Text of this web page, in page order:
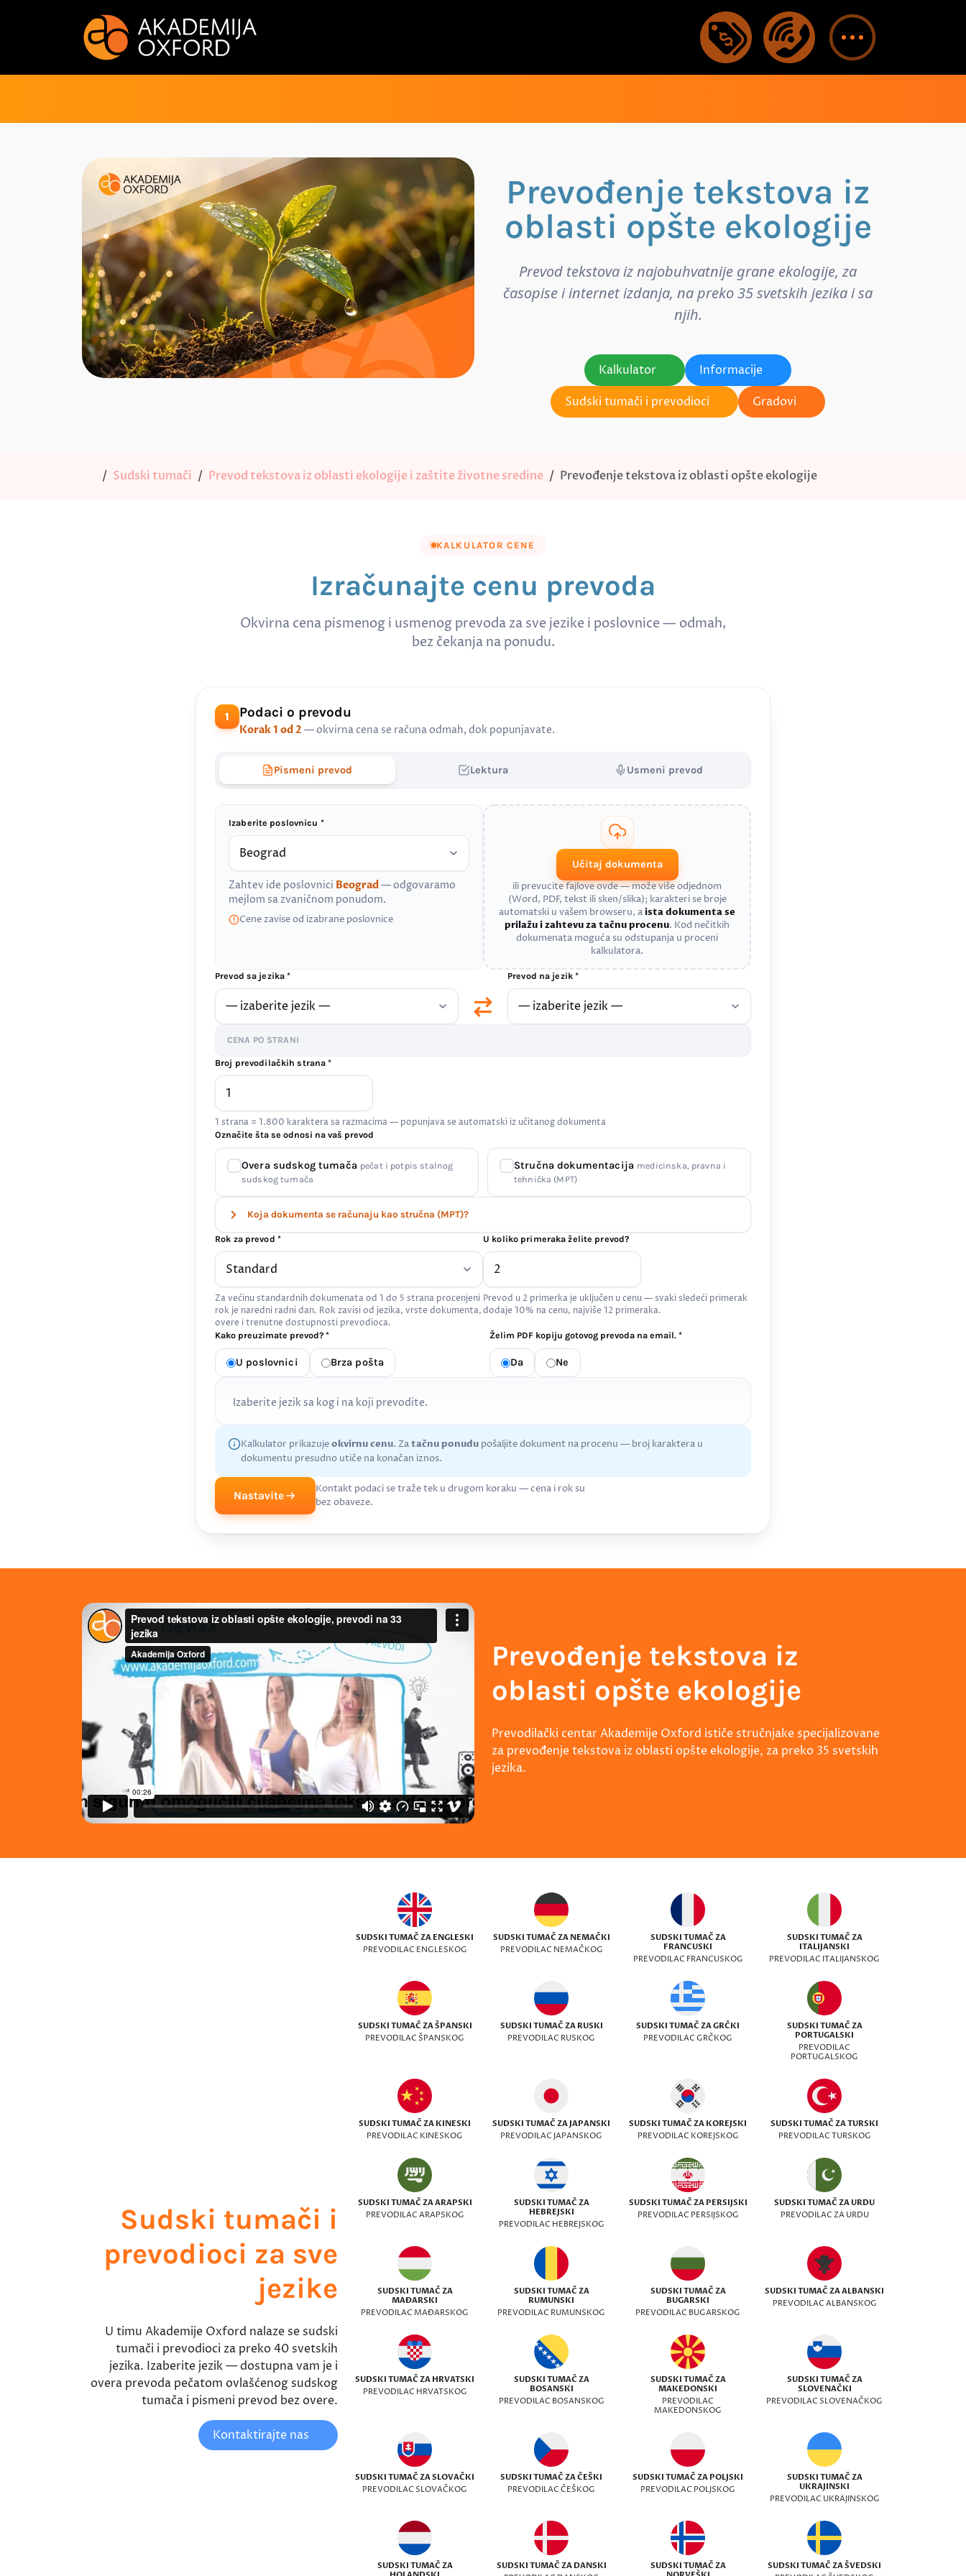
Prevođenje tekstova iz
oblasti opšte ekologije
Prevod tekstova iz najobuhvatnije grane ekologije, za
časopise i internet izdanja, na preko 35 svetskih jezika i sa
njih.
Kalkulator
Informacije
Sudski tumači i prevodioci
Gradovi
Sudski tumači Prevod tekstova iz oblasti ekologije i zaštite životne sredine Prevođenje tekstova iz oblasti opšte ekologije
KALKULATOR CENE
Izračunajte cenu prevoda
Okvirna cena pismenog i usmenog prevoda za sve jezike i poslovnice — odmah,
bez čekanja na ponudu.
1 Podaci o prevodu
Korak 1 od 2 — okvirna cena se računa odmah, dok popunjavate.
Pismeni prevod Lektura Usmeni prevod
Izaberite poslovnicu *
Zahtev ide poslovnici Beograd— odgovaramo
mejlom sa zvaničnom ponudom.
Cene zavise od izabrane poslovnice
Učitaj dokumenta
ili prevucite fajlove ovde — može više odjednom
(Word, PDF, tekst ili sken/slika); karakteri se broje
automatski u vašem browseru, aista dokumenta se
prilažu i zahtevu za tačnu procenu. Kod nečitkih
dokumenata moguća su odstupanja u proceni
kalkulatora.
Prevod sa jezika * Prevod na jezik *
CENA PO STRANI
Broj prevodilačkih strana *
1 strana = 1.800 karaktera sa razmacima — popunjava se automatski iz učitanog dokumenta
Označite šta se odnosi na vaš prevod
Overa sudskog tumača pečat i potpis stalnog
sudskog tumača
Stručna dokumentacija medicinska, pravna i
tehnička (MPT)
Koja dokumenta se računaju kao stručna (MPT)?
Rok za prevod *
Za većinu standardnih dokumenata od 1 do 5 strana procenjeni
rok je naredni radni dan. Rok zavisi od jezika, vrste dokumenta,
overe i trenutne dostupnosti prevodioca.
U koliko primeraka želite prevod?
Prevod u 2 primerka je uključen u cenu — svaki sledeći primerak
dodaje 10% na cenu, najviše 12 primeraka.
Kako preuzimate prevod? *
U poslovnici Brza pošta
Želim PDF kopiju gotovog prevoda na email. *
Da Ne
Izaberite jezik sa kog i na koji prevodite.
Kalkulator prikazujeokvirnu cenu. Zatačnu ponudu pošaljite dokument na procenu — broj karaktera u
dokumentu presudno utiče na konačan iznos.
Nastavite
Kontakt podaci se traže tek u drugom koraku — cena i rok su
bez obaveze.
Prevođenje tekstova iz
oblasti opšte ekologije
Prevodilački centar Akademije Oxford ističe stručnjake specijalizovane
za prevođenje tekstova iz oblasti opšte ekologije, za preko 35 svetskih
jezika.
Sudski tumači i
prevodioci za sve
jezike
U timu Akademije Oxford nalaze se sudski
tumači i prevodioci za preko 40 svetskih
jezika. Izaberite jezik — dostupna vam je i
overa prevoda pečatom ovlašćenog sudskog
tumača i pismeni prevod bez overe.
Kontaktirajte nas
SUDSKI TUMAČ ZA ENGLESKI
PREVODILAC ENGLESKOG
SUDSKI TUMAČ ZA NEMAČKI
PREVODILAC NEMAČKOG
SUDSKI TUMAČ ZA
FRANCUSKI
PREVODILAC FRANCUSKOG
SUDSKI TUMAČ ZA
ITALIJANSKI
PREVODILAC ITALIJANSKOG
SUDSKI TUMAČ ZA ŠPANSKI
PREVODILAC ŠPANSKOG
SUDSKI TUMAČ ZA RUSKI
PREVODILAC RUSKOG
SUDSKI TUMAČ ZA GRČKI
PREVODILAC GRČKOG
SUDSKI TUMAČ ZA
PORTUGALSKI
PREVODILAC
PORTUGALSKOG
SUDSKI TUMAČ ZA KINESKI
PREVODILAC KINESKOG
SUDSKI TUMAČ ZA JAPANSKI
PREVODILAC JAPANSKOG
SUDSKI TUMAČ ZA KOREJSKI
PREVODILAC KOREJSKOG
SUDSKI TUMAČ ZA TURSKI
PREVODILAC TURSKOG
SUDSKI TUMAČ ZA ARAPSKI
PREVODILAC ARAPSKOG
SUDSKI TUMAČ ZA
HEBREJSKI
PREVODILAC HEBREJSKOG
SUDSKI TUMAČ ZA PERSIJSKI
PREVODILAC PERSIJSKOG
SUDSKI TUMAČ ZA URDU
PREVODILAC ZA URDU
SUDSKI TUMAČ ZA
MAĐARSKI
PREVODILAC MAĐARSKOG
SUDSKI TUMAČ ZA
RUMUNSKI
PREVODILAC RUMUNSKOG
SUDSKI TUMAČ ZA
BUGARSKI
PREVODILAC BUGARSKOG
SUDSKI TUMAČ ZA ALBANSKI
PREVODILAC ALBANSKOG
SUDSKI TUMAČ ZA HRVATSKI
PREVODILAC HRVATSKOG
SUDSKI TUMAČ ZA
BOSANSKI
PREVODILAC BOSANSKOG
SUDSKI TUMAČ ZA
MAKEDONSKI
PREVODILAC
MAKEDONSKOG
SUDSKI TUMAČ ZA
SLOVENAČKI
PREVODILAC SLOVENAČKOG
SUDSKI TUMAČ ZA SLOVAČKI
PREVODILAC SLOVAČKOG
SUDSKI TUMAČ ZA ČEŠKI
PREVODILAC ČEŠKOG
SUDSKI TUMAČ ZA POLJSKI
PREVODILAC POLJSKOG
SUDSKI TUMAČ ZA
UKRAJINSKI
PREVODILAC UKRAJINSKOG
SUDSKI TUMAČ ZA
SUDSKI TUMAČ ZA DANSKI
SUDSKI TUMAČ ZA
SUDSKI TUMAČ ZA ŠVEDSKI